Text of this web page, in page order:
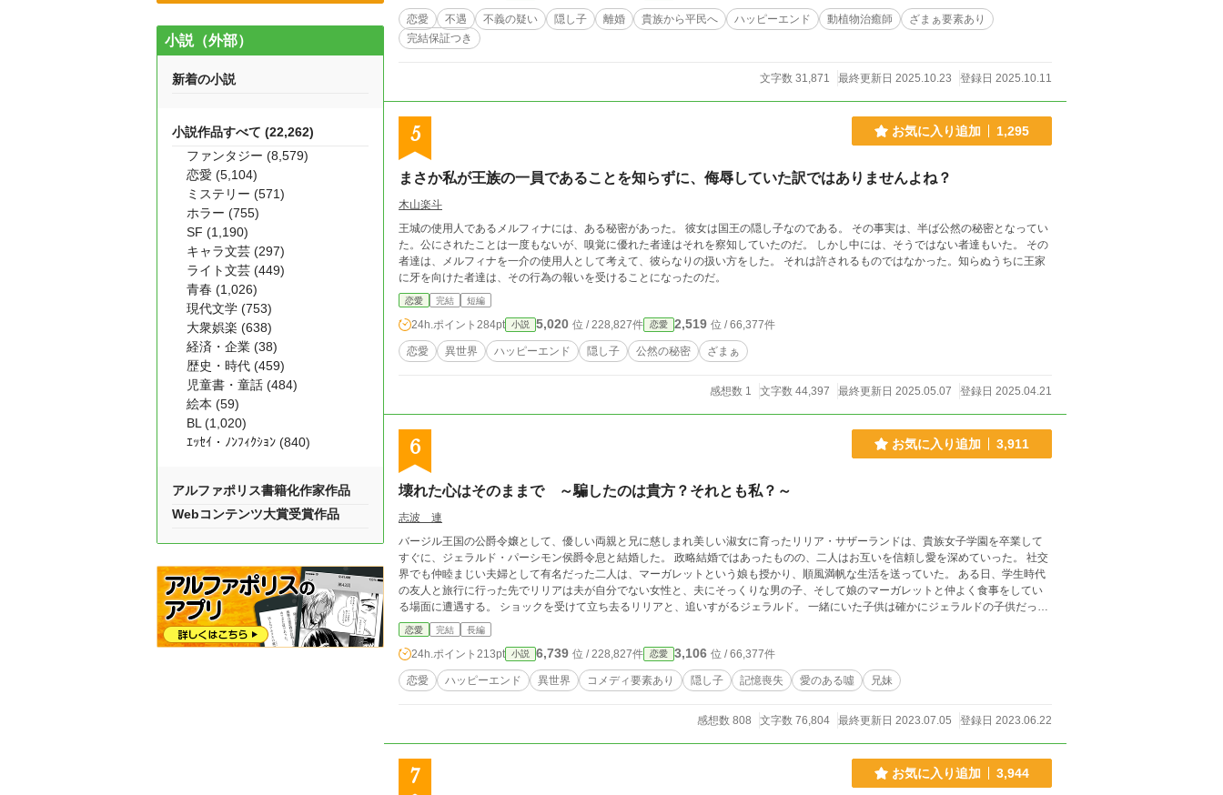
恋愛 不遇 不義の疑い 隠し子 離婚 貴族から平民へ ハッピーエンド 動植物治癒師
ざまぁ要素あり
完結保証つき
文字数 31,871 最終更新日 2025.10.23 登録日 2025.10.11
5 お気に入り追加 1,295
まさか私が王族の一員であることを知らずに、侮辱していた訳ではありませんよね？
木山楽斗
王城の使用人であるメルフィナには、ある秘密があった。 彼女は国王の隠し子なのである。 その事実は、半ば公然の秘密となってい
た。公にされたことは一度もないが、嗅覚に優れた者達はそれを察知していたのだ。 しかし中には、そうではない者達もいた。 その
者達は、メルフィナを一介の使用人として考えて、彼らなりの扱い方をした。 それは許されるものではなかった。知らぬうちに王家
に牙を向けた者達は、その行為の報いを受けることになったのだ。
恋愛 完結 短編
24h.ポイント 284pt 小説 5,020 位 / 228,827件 恋愛 2,519 位 / 66,377件
恋愛 異世界 ハッピーエンド 隠し子 公然の秘密 ざまぁ
感想数 1 文字数 44,397 最終更新日 2025.05.07 登録日 2025.04.21
6 お気に入り追加 3,911
壊れた心はそのままで ～騙したのは貴方？それとも私？～
志波 連
バージル王国の公爵令嬢として、優しい両親と兄に慈しまれ美しい淑女に育ったリリア・サザーランドは、貴族女子学園を卒業して
すぐに、ジェラルド・パーシモン侯爵令息と結婚した。 政略結婚ではあったものの、二人はお互いを信頼し愛を深めていった。 社交
界でも仲睦まじい夫婦として有名だった二人は、マーガレットという娘も授かり、順風満帆な生活を送っていた。 ある日、学生時代
の友人と旅行に行った先でリリアは夫が自分でない女性と、夫にそっくりな男の子、そして娘のマーガレットと仲よく食事をしてい
る場面に遭遇する。 ショックを受けて立ち去るリリアと、追いすがるジェラルド。 一緒にいた子供は確かにジェラルドの子供だった
が、これには深い事情があるようで……。 リリアの心をなんとか取り戻そうと友人に相談していた時、リリアがバルコニーから転落
したという知らせが飛び込んだ。 ジェラルドとマーガレットは、リリアの心を取り戻す決心をする。 そして関係者が頭を寄せ合っ
て、ある破天荒な計画を遂行するのだった。 王家までも巻き込んだその作戦とは……。 他サイトでも掲載中です。 コメントありがと
うございます。 タグのコメディに反対意見が多かったので修正しました。 必ず完結させますので、よろしくお願いします。
恋愛 完結 長編
24h.ポイント 213pt 小説 6,739 位 / 228,827件 恋愛 3,106 位 / 66,377件
恋愛 ハッピーエンド 異世界 コメディ要素あり 隠し子 記憶喪失 愛のある噓 兄妹
感想数 808 文字数 76,804 最終更新日 2023.07.05 登録日 2023.06.22
7 お気に入り追加 3,944
小説（外部）
新着の小説
小説作品すべて (22,262)
ファンタジー (8,579)
恋愛 (5,104)
ミステリー (571)
ホラー (755)
SF (1,190)
キャラ文芸 (297)
ライト文芸 (449)
青春 (1,026)
現代文学 (753)
大衆娯楽 (638)
経済・企業 (38)
歴史・時代 (459)
児童書・童話 (484)
絵本 (59)
BL (1,020)
ｴｯｾｲ・ﾉﾝﾌｨｸｼｮﾝ (840)
アルファポリス書籍化作家作品
Webコンテンツ大賞受賞作品